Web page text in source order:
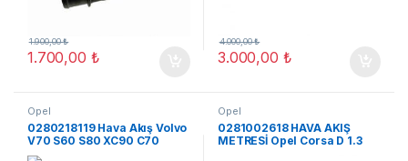
1.700,00 ₺
1.900,00₺
3.000,00 ₺
4.000,00₺
Opel
0280218119 Hava Akış Volvo
V70 S60 S80 XC90 C70
31342362 ORJ ÇIK
Opel
0281002618 HAVA AKIŞ
METRESİ Opel Corsa D 1.3